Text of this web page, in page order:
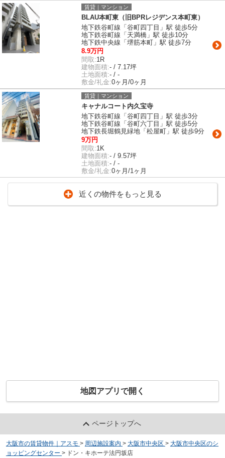
賃貸｜マンション
BLAU本町東（旧BPRレジデンス本町東）
地下鉄谷町線「谷町四丁目」駅 徒歩5分
地下鉄谷町線「天満橋」駅 徒歩10分
地下鉄中央線「堺筋本町」駅 徒歩7分
8.9万円
間取:1R
建物面積:- / 7.17坪
土地面積:- / -
敷金/礼金:0ヶ月/0ヶ月
賃貸｜マンション
キャナルコート内久宝寺
地下鉄谷町線「谷町四丁目」駅 徒歩3分
地下鉄谷町線「谷町六丁目」駅 徒歩5分
地下鉄長堀鶴見緑地「松屋町」駅 徒歩9分
9万円
間取:1K
建物面積:- / 9.57坪
土地面積:- / -
敷金/礼金:0ヶ月/1ヶ月
近くの物件をもっと見る
地図アプリで開く
ページトップへ
大阪市の賃貸物件｜アスモ > 周辺施設案内 > 大阪市中央区 > 大阪市中央区のシ
ョッピングセンター > ドン・キホーテ法円坂店